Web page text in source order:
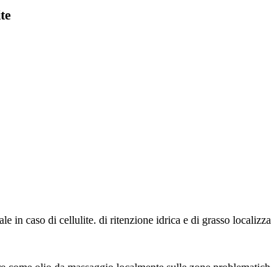
in caso di cellulite. di ritenzione idrica e di grasso